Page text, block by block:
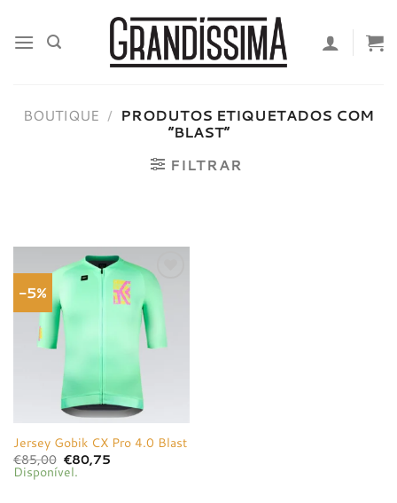
content
BOUTIQUE / PRODUTOS ETIQUETADOS COM
“BLAST”
FILTRAR
-5%
Adicionar
à lista de
desejos
Jersey Gobik CX Pro 4.0 Blast
€85,00 O
preço
original
€80,75O
Disponível.